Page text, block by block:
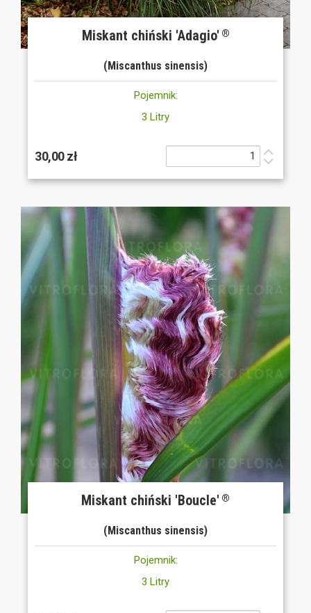
Miskant chiński 'Adagio' ®
(Miscanthus sinensis)
Pojemnik:
3 Litry
30,00 zł
Miskant chiński 'Boucle' ®
(Miscanthus sinensis)
Pojemnik:
3 Litry